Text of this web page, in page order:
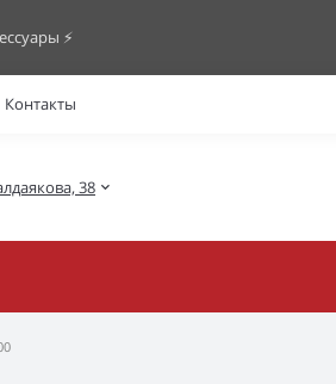
⚡️
Контакты
38